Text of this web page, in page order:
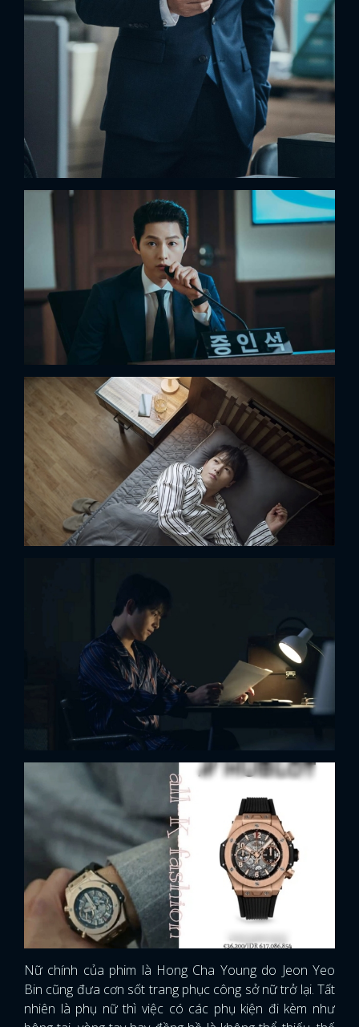
x
ĐĂNG NHẬP
Nữ chính của phim là Hong Cha Young do Jeon Yeo
Bin cũng đưa cơn sốt trang phục công sở nữ trở lại. Tất
nhiên là phụ nữ thì việc có các phụ kiện đi kèm như